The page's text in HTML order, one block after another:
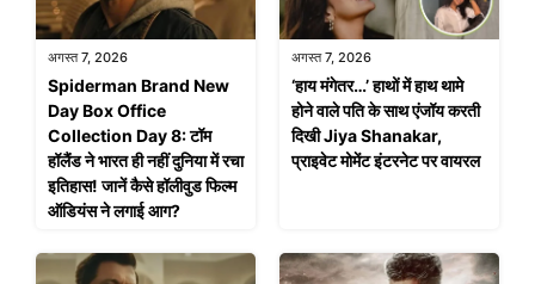
अगस्त 7, 2026
Spiderman Brand New
Day Box Office
Collection Day 8: टॉम
हॉलैंड ने भारत ही नहीं दुनिया में रचा
इतिहास! जानें कैसे हॉलीवुड फिल्म
ऑडियंस ने लगाई आग?
अगस्त 7, 2026
‘हाय मंगेतर…’ हाथों में हाथ थामे
होने वाले पति के साथ एंजॉय करती
दिखी Jiya Shanakar,
प्राइवेट मोमेंट इंटरनेट पर वायरल